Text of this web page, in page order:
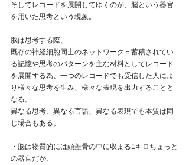
そしてレコードを展開してゆくのが、脳という器官
を用いた思考という現象。
脳は思考する際、
既存の神経細胞同士のネットワーク＝蓄積されてい
る記憶や思考のパターンを主な材料としてレコード
を展開する為、一つのレコードでも受信した人によ
り様々な思考を生み、様々な表現を出力することと
なる。
異なる思考、異なる言語、異なる表現でも本質は同
じ場合もある。
・脳は物質的には頭蓋骨の中に収まる1キロちょっと
の器官だが、